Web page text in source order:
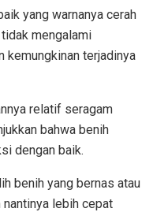
yang warnanya cerah
mengalami
kemungkinan terjadinya
relatif seragam
bahwa benih
dengan baik.
benih yang bernas atau
lebih cepat